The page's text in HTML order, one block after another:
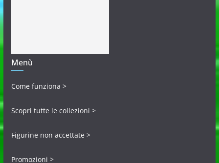
Menù
Come funziona >
Scopri tutte le collezioni >
Figurine non accettate >
Promozioni >